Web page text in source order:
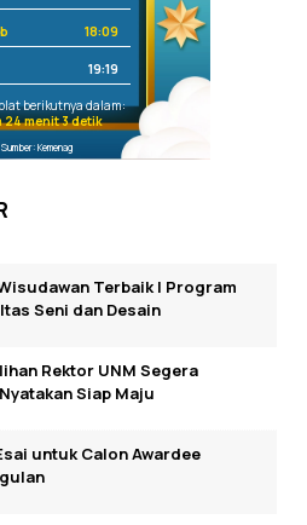
18:09
19:19
berikutnya dalam:
24 menit 3 detik
Sumber: Kemenag
Terbaik I Program
Seni dan Desain
Rektor UNM Segera
Siap Maju
untuk Calon Awardee